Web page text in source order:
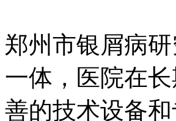
郑州市银屑病
一体，医院在
善的技术设备